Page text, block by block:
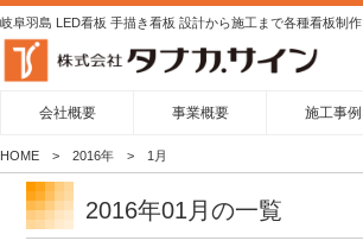
岐阜羽島 LED看板 手描き看板 設計から施工まで各種看板制作
会社概要 事業概要 施工事例
HOME 2016年 1月
2016年01月の一覧